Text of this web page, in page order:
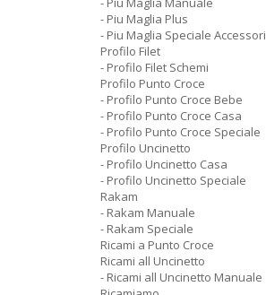
- Piu Maglia Plus
- Piu Maglia Speciale Accessori
Profilo Filet
- Profilo Filet Schemi
Profilo Punto Croce
- Profilo Punto Croce Bebe
- Profilo Punto Croce Casa
- Profilo Punto Croce Speciale
Profilo Uncinetto
- Profilo Uncinetto Casa
- Profilo Uncinetto Speciale
Rakam
- Rakam Manuale
- Rakam Speciale
Ricami a Punto Croce
Ricami all Uncinetto
- Ricami all Uncinetto Manuale